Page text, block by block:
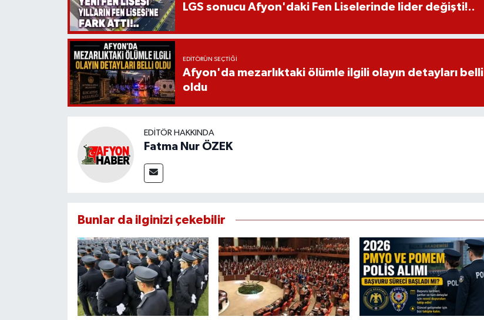
LGS sonucu Afyon'daki Fen Liselerinde lider değişti!..
EDITÖRÜN SEÇTIĞI
Afyon'da mezarlıktaki ölümle ilgili olayın detayları belli
oldu
EDITÖR HAKKINDA
Fatma Nur ÖZEK
Bunlar da ilginizi çekebilir